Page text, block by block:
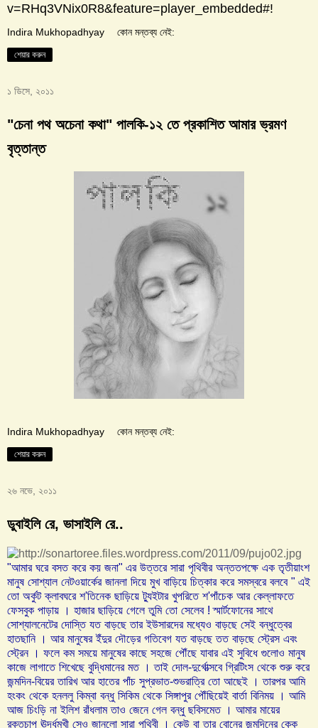
v=RHq3VNix0R8&feature=player_embedded#!
Indira Mukhopadhyay কোন মন্তব্য নেই:
শেয়ার করুন
১ ডিসে, ২০১১
"চেনা পথ অচেনা কথা" পালকি-১২ তে প্রকাশিত আমার ভ্রমণ
বৃত্তান্ত
Indira Mukhopadhyay কোন মন্তব্য নেই:
শেয়ার করুন
২৬ নভে, ২০১১
ডুবাইলি রে, ভাসাইলি রে..
"আমার ঘরে বসত করে কয় জনা" এর উত্তরে সারা পৃথিবীর অন্ততপক্ষে এক তৃতীয়াংশ
মানুষ সোশ্যাল নেটওয়ার্কের জানলা দিয়ে মুখ বাড়িয়ে চিত্কার করে সমস্বরে বলবে " এই
তো অর্কুট ক্লাবঘরে শ'তিনেক ছাড়িয়ে ট্যুইটার খুপরিতে শ'পাঁচেক আর কেল্লাফতে
ফেসবুক পাড়ায় । হাজার ছাড়িয়ে গেলে তুমি তো সেলেব !স্মার্টফোনের সাথে
সোশ্যালনেটের দোস্তি যত বাড়ছে তার ইউসারদের মধ্যেও বাড়ছে সেই বন্ধুত্বের
হাতছানি । আর মানুষের ইঁদুর দৌড়ের গতিবেগ যত বাড়ছে তত বাড়ছে স্ট্রেস এবং
স্ট্রেন । ফলে কম সময়ে মানুষের কাছে সহজে পৌঁছে যাবার এই সুবিধে গুলোও মানুষ
কাজে লাগাতে শিখেছে বুদ্ধিমানের মত । তাই দোল-দুর্গোত্সবে গ্রিটিংস থেকে শুরু করে
জন্মদিন-বিয়ের তারিখ আর হাতের পাঁচ সুপ্রভাত-শুভরাত্রি তো আছেই । তারপর আমি
হংকং থেকে হনললু কিম্বা বন্ধু সিকিম থেকে সিঙ্গাপুর পৌঁছিয়েই বার্তা বিনিময় । আমি
আজ চিংড়ি না ইলিশ রাঁধলাম তাও জেনে গেল বন্ধু ছবিসমেত । আমার মায়ের
রক্তচাপ ঊর্দ্ধমুখী সেও জানলো সারা পৃথিবী । কেউ বা তার বোনের জন্মদিনের কেক